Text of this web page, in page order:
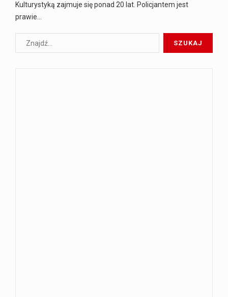
Kulturystyką zajmuje się ponad 20 lat. Policjantem jest
prawie…